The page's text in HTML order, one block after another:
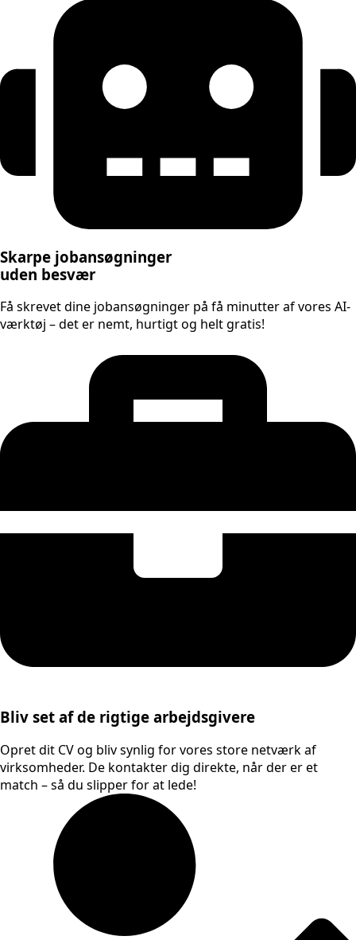
Skarpe jobansøgninger
uden besvær
Få skrevet dine jobansøgninger på få minutter af vores AI-
værktøj – det er nemt, hurtigt og helt gratis!
Bliv set af de rigtige arbejdsgivere
Opret dit CV og bliv synlig for vores store netværk af
virksomheder. De kontakter dig direkte, når der er et
match – så du slipper for at lede!